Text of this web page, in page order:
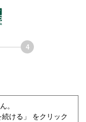
。
ける」 をクリック